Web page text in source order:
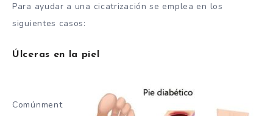
Para ayudar a una cicatrización se emplea en los
siguientes casos:
Úlceras en la piel
Comúnment